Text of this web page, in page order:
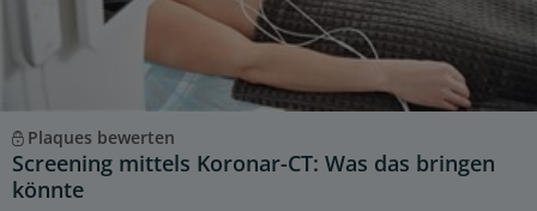
Plaques bewerten
Screening mittels Koronar-CT: Was das bringen
könnte